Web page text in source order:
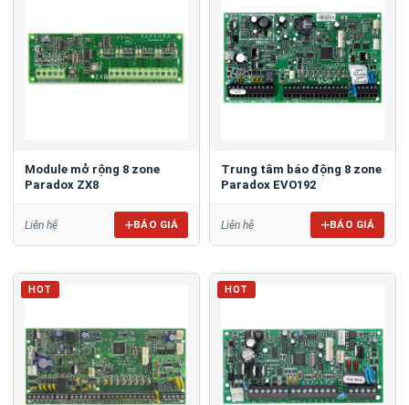
Module mở rộng 8 zone
Paradox ZX8
Liên hệ BÁO GIÁ
Trung tâm báo động 8 zone
Paradox EVO192
Liên hệ BÁO GIÁ
HOT HOT